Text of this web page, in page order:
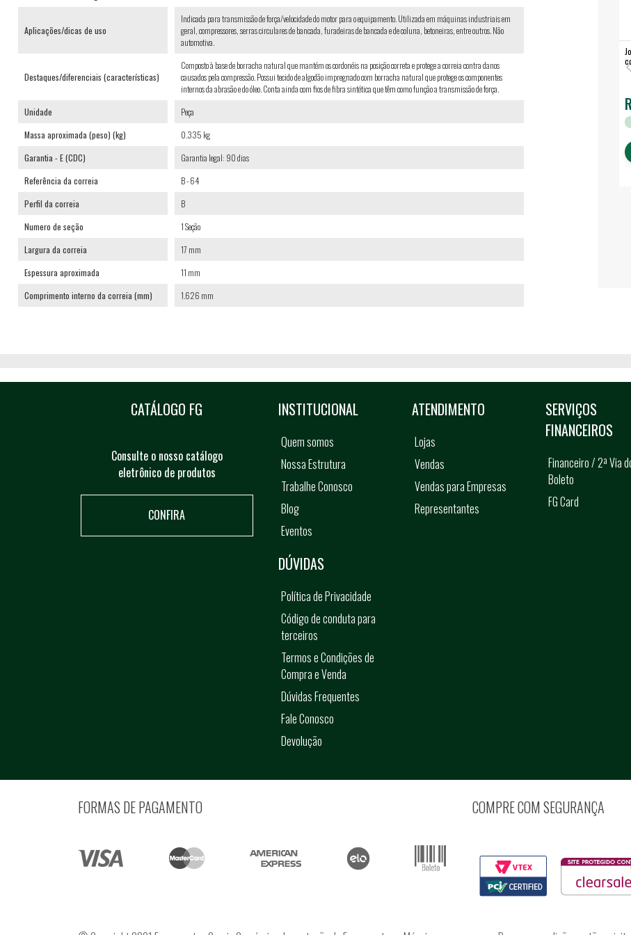
Aplicações/dicas de uso
Indicada para transmissão de força/velocidade do motor para o equipamento. Utilizada em máquinas industriais em
geral, compressores, serras circulares de bancada, furadeiras de bancada e de coluna, betoneiras, entre outros. Não
automotiva.
Destaques/diferenciais (características)
Composto à base de borracha natural que mantém os cordonéis na posição correta e protege a correia contra danos
causados pela compressão. Possui tecido de algodão impregnado com borracha natural que protege os componentes
internos da abrasão e do óleo. Conta ainda com fios de fibra sintética que têm como função a transmissão de força.
Unidade
Peça
Massa aproximada (peso) (kg)
0.335 kg
Garantia - E (CDC)
Garantia legal: 90 dias
Referência da correia
B - 64
Perfil da correia
B
Numero de seção
1 Seção
Largura da correia
17 mm
Espessura aproximada
11 mm
Comprimento interno da correia (mm)
1.626 mm
CATÁLOGO FG
Consulte o nosso catálogo
eletrônico de produtos
CONFIRA
INSTITUCIONAL
Quem somos
Nossa Estrutura
Trabalhe Conosco
Blog
Eventos
ATENDIMENTO
Lojas
Vendas
Vendas para Empresas
Representantes
SERVIÇOS
FINANCEIROS
Financeiro / 2ª Via
Boleto
FG Card
DÚVIDAS
Política de Privacidade
Código de conduta para
terceiros
Termos e Condições de
Compra e Venda
Dúvidas Frequentes
Fale Conosco
Devolução
FORMAS DE PAGAMENTO COMPRE COM SEGURANÇA